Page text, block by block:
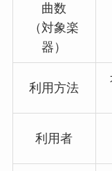
曲数
（対象楽
器）
利用方法
利用者